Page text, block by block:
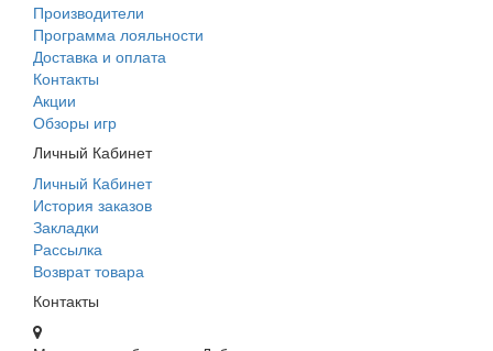
Производители
Программа лояльности
Доставка и оплата
Контакты
Акции
Обзоры игр
Личный Кабинет
Личный Кабинет
История заказов
Закладки
Рассылка
Возврат товара
Контакты